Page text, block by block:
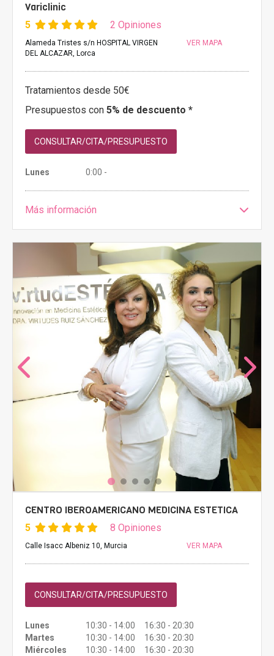
Variclinic
5 2 Opiniones
Alameda Tristes s/n HOSPITAL VIRGEN
DEL ALCAZAR, Lorca
VER MAPA
Tratamientos desde 50€
Presupuestos con 5% de descuento *
CONSULTAR/CITA/PRESUPUESTO
Lunes 0:00 -
Más información
CENTRO IBEROAMERICANO MEDICINA ESTETICA
5 8 Opiniones
Calle Isacc Albeniz 10, Murcia VER MAPA
CONSULTAR/CITA/PRESUPUESTO
Lunes
10:30 - 14:00 16:30 - 20:30
Martes
10:30 - 14:00 16:30 - 20:30
Miércoles
10:30 - 14:00 16:30 - 20:30